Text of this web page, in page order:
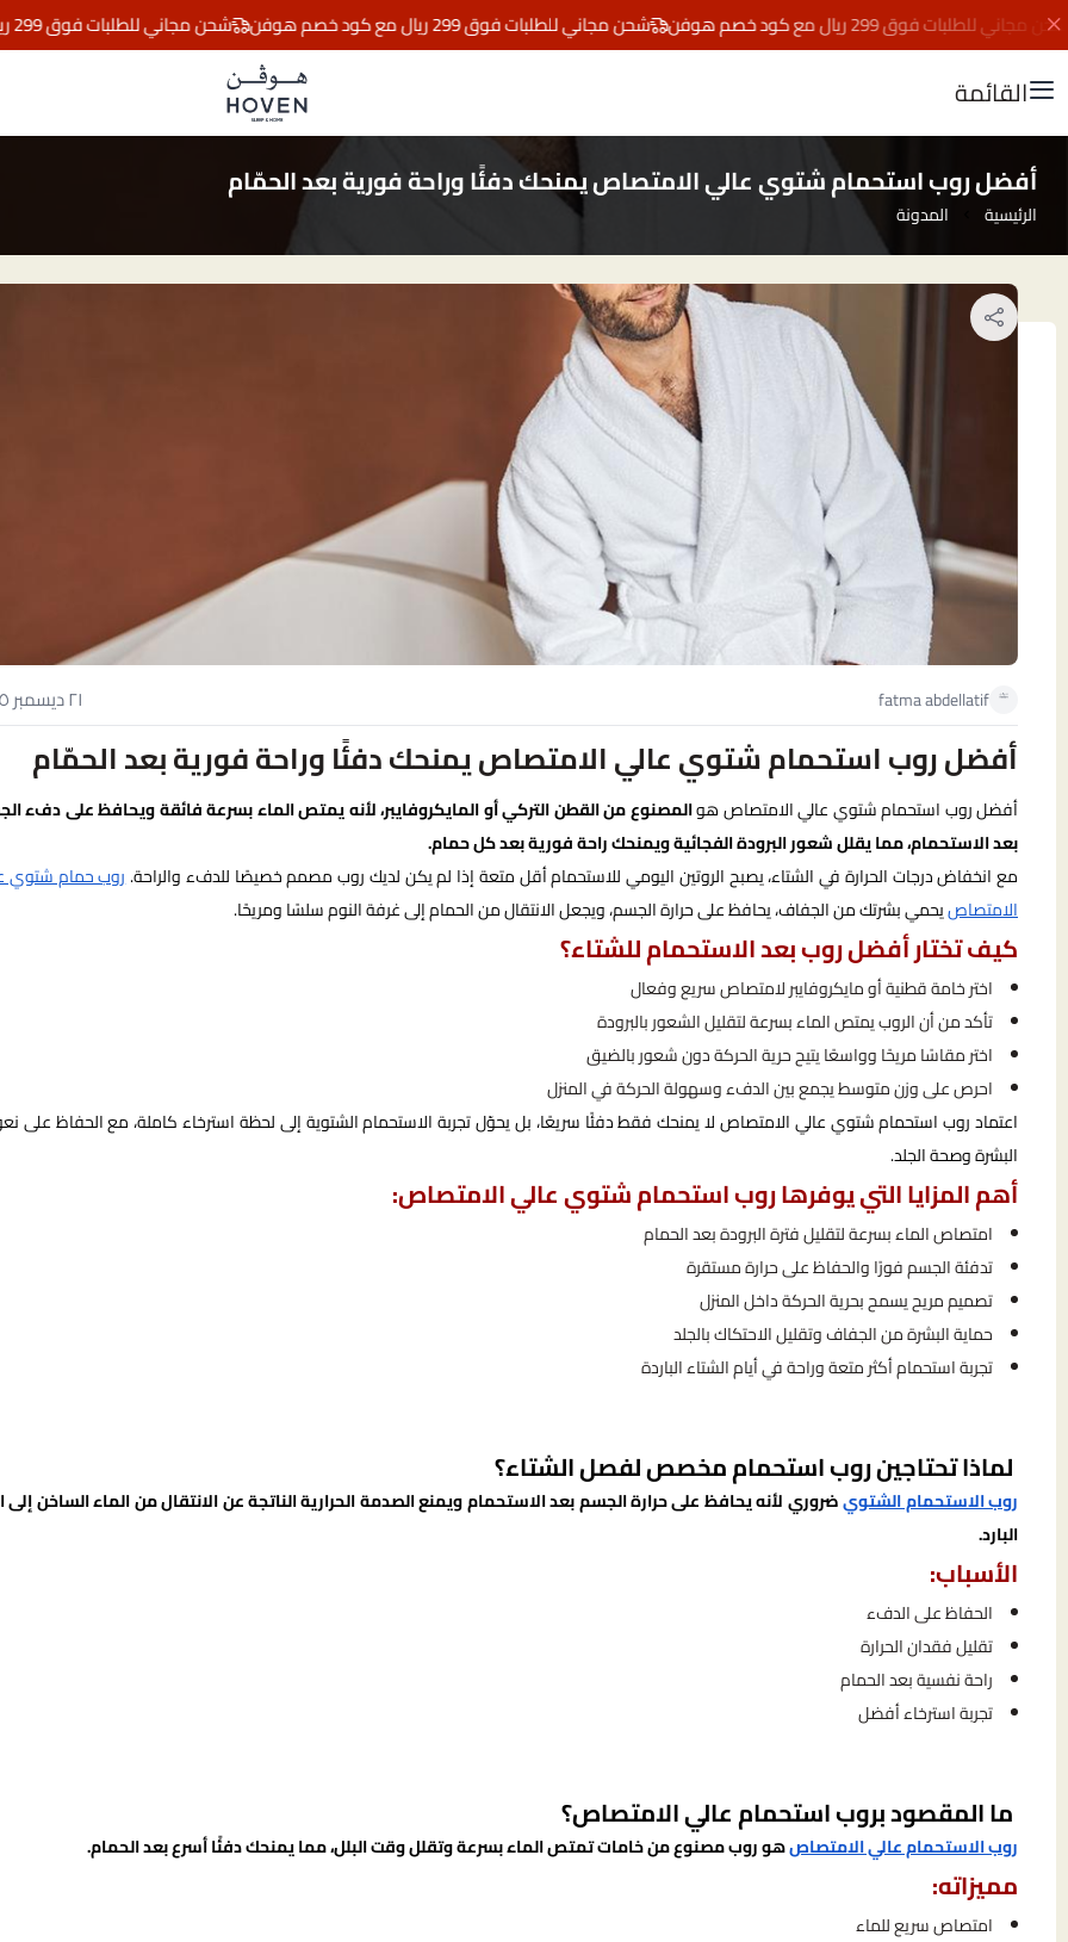
فوق 299 ريال مع كود خصم هوفن شحن مجاني للطلبات فوق 299 ريال مع كود خصم هوفن شحن مجاني للطلبات فوق 299 ريال مع كود خصم هوفن
القائمة مفارش هوڤن
أفضل روب استحمام شتوي عالي الامتصاص يمنحك دفئًا وراحة فورية بعد الحمّام
الرئيسية المدونة
fatma abdellatif ٢١ ديسمبر ٢٠٢٥
أفضل روب استحمام شتوي عالي الامتصاص يمنحك دفئًا وراحة فورية بعد الحمّام
أفضل روب استحمام شتوي عالي الامتصاص هوالمصنوع من القطن التركي أو المايكروفايبر، لأنه يمتص الماء بسرعة فائقة ويحافظ على دفء
بعد الاستحمام، مما يقلل شعور البرودة الفجائية ويمنحك راحة فورية بعد كل حمام.
مع انخفاض درجات الحرارة في الشتاء، يصبح الروتين اليومي للاستحمام أقل متعة إذا لم يكن لديك روب مصمم خصيصًا للدفء والراحة.روب حمام شتوي
الامتصاصيحمي بشرتك من الجفاف، يحافظ على حرارة الجسم، ويجعل الانتقال من الحمام إلى غرفة النوم سلسًا ومريحًا.
كيف تختار أفضل روب بعد الاستحمام للشتاء؟
اختر خامة قطنية أو مايكروفايبر لامتصاص سريع وفعال
تأكد من أن الروب يمتص الماء بسرعة لتقليل الشعور بالبرودة
اختر مقاسًا مريحًا وواسعًا يتيح حرية الحركة دون شعور بالضيق
احرص على وزن متوسط يجمع بين الدفء وسهولة الحركة في المنزل
اعتماد روب استحمام شتوي عالي الامتصاص لا يمنحك فقط دفئًا سريعًا، بل يحوّل تجربة الاستحمام الشتوية إلى لحظة استرخاء كاملة، مع الحفاظ على
البشرة وصحة الجلد.
أهم المزايا التي يوفرها روب استحمام شتوي عالي الامتصاص:
امتصاص الماء بسرعة لتقليل فترة البرودة بعد الحمام
تدفئة الجسم فورًا والحفاظ على حرارة مستقرة
تصميم مريح يسمح بحرية الحركة داخل المنزل
حماية البشرة من الجفاف وتقليل الاحتكاك بالجلد
تجربة استحمام أكثر متعة وراحة في أيام الشتاء الباردة
لماذا تحتاجين روب استحمام مخصص لفصل الشتاء؟
روب الاستحمام الشتويضروري لأنه يحافظ على حرارة الجسم بعد الاستحمام ويمنع الصدمة الحرارية الناتجة عن الانتقال من الماء الساخن إلى
البارد.
الأسباب:
الحفاظ على الدفء
تقليل فقدان الحرارة
راحة نفسية بعد الحمام
تجربة استرخاء أفضل
ما المقصود بروب استحمام عالي الامتصاص؟
روب الاستحمام عالي الامتصاصهو روب مصنوع من خامات تمتص الماء بسرعة وتقلل وقت البلل، مما يمنحك دفئًا أسرع بعد الحمام.
مميزاته:
امتصاص سريع للماء